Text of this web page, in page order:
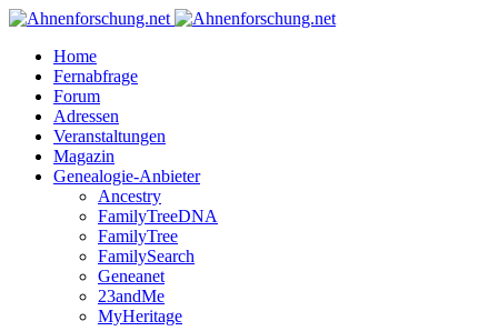
Home
Fernabfrage
Forum
Adressen
Veranstaltungen
Magazin
Genealogie-Anbieter
Ancestry
FamilyTreeDNA
FamilyTree
FamilySearch
Geneanet
23andMe
MyHeritage